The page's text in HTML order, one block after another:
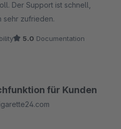
Der Support ist schnell,
sehr zufrieden.
5.0 Documentation
für Kunden